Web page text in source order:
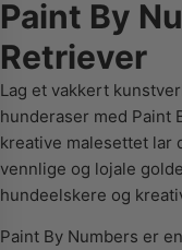
Paint By
Retriever
Lag et vakkert
hunderaser med Paint
kreative malesettet lar
vennlige og lojale
hundeelskere og
Paint By Numbers er